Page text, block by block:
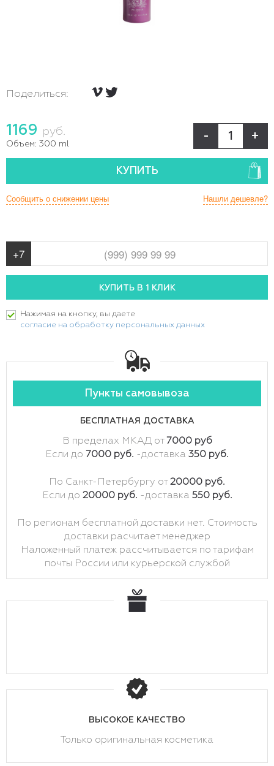
Поделиться:
1169 руб.
Объем: 300 ml
- +
КУПИТЬ
Нашли дешевле?
Сообщить о снижении цены
Нажимая на кнопку, вы даете
согласие на обработку персональных данных
Пункты самовывоза
БЕСПЛАТНАЯ ДОСТАВКА
В пределах МКАД от 7000 руб
Если до 7000 руб. -доставка 350 руб.
По Санкт-Петербургу от20000 руб.
Если до 20000 руб. -доставка 550 руб.
По регионам бесплатной доставки нет. Стоимость
доставки расчитает менеджер
Наложенный платеж рассчитывается по тарифам
почты России или курьерской службой
ВЫСОКОЕ КАЧЕСТВО
Только оригинальная косметика